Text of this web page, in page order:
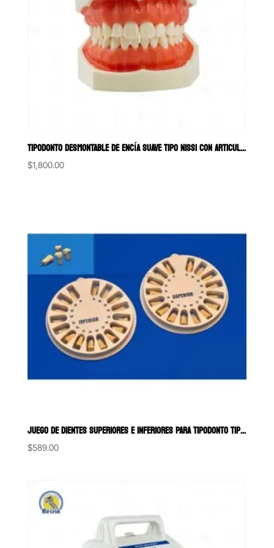
TIPODONTO DESMONTABLE DE ENCÍA SUAVE TIPO NISSI CON ARTICULACIÓN
$1,800.00
JUEGO DE DIENTES SUPERIORES E INFERIORES PARA TIPODONTO TIPO
$589.00